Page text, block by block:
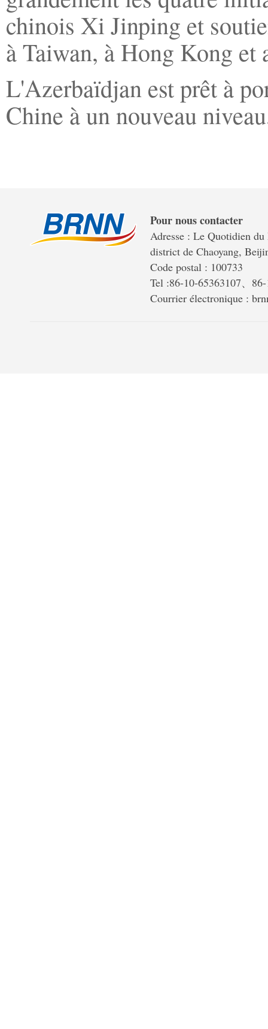
chinois Xi Jinping et
à Taiwan, à Hong Kong
L'Azerbaïdjan est prêt à
Chine à un nouveau
Pour nous contacter
Adresse : Le Quotidien
district de Chaoyang,
Code postal : 100733
Tel :86-10-65363107、
Courrier électronique :